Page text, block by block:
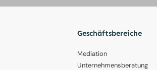
Geschäftsbereiche
Mediation
Unternehmensberatung